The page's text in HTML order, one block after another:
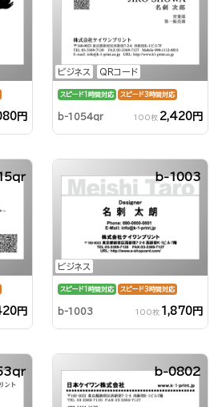
円
ビジネス QRコード
スピード1時間対応 スピード3時間対応
b-1054qr 100枚 2,420円
円
ビジネス
b-1003
スピード1時間対応 スピード3時間対応
b-1003 100枚 1,870円
b-0802